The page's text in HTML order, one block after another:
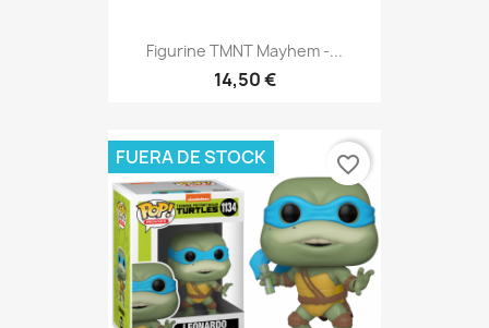
Figurine TMNT Mayhem -...
14,50 €
FUERA DE STOCK favorite_border